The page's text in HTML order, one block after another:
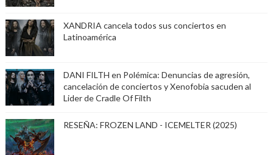
XANDRIA cancela todos sus conciertos en
Latinoamérica
DANI FILTH en Polémica: Denuncias de agresión,
cancelación de conciertos y Xenofobia sacuden al
Lider de Cradle Of Filth
RESEÑA: FROZEN LAND - ICEMELTER (2025)